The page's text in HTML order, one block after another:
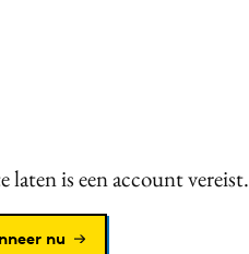
laten is een account vereist.
nu